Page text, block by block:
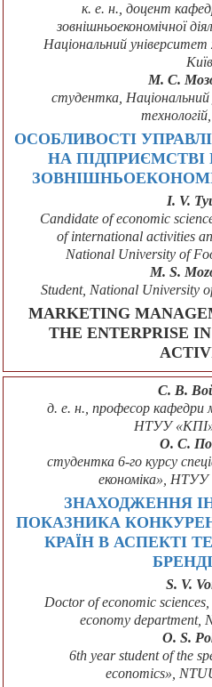
к. е. н., доцент
зовнішньоекономічної
Національний університет
Київ
М. С.
студентка,
ОСОБЛИВОСТІ
НА ПІДПРИЄМСТВІ
I. V.
Candidate of economic
of international activities
National University of
M. S.
Student, National University
MARKETING
THE ENTERPRISE
С. В.
д. е. н., професор кафедри
НТУУ
О. С.
студентка 6-го курсу
економіка»,
ЗНАХОДЖЕННЯ
ПОКАЗНИКА
КРАЇН В АСПЕКТІ
S. V.
Doctor of economic
economy department,
O. S.
6th year student of the
economics»,